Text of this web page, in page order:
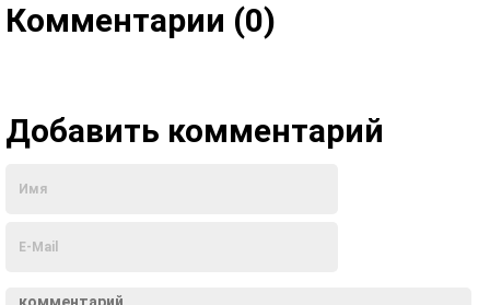
Комментарии (0)
Добавить комментарий